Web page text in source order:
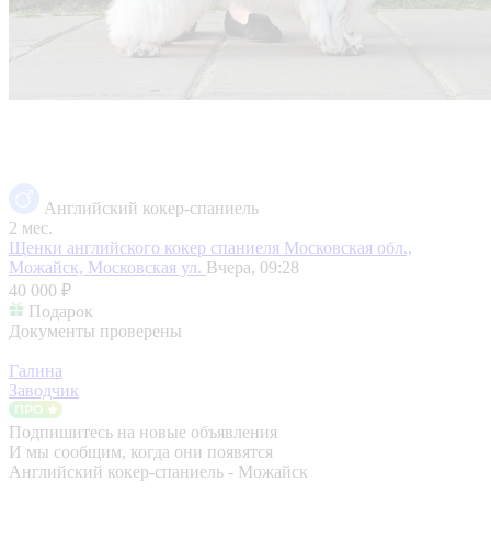
Английский кокер-спаниель
2 мес.
Щенки английского кокер спаниеля Московская обл.,
Можайск, Московская ул. Вчера, 09:28
40 000 ₽
Подарок
Документы проверены
Галина
Заводчик
Подпишитесь на новые объявления
И мы сообщим, когда они появятся
Английский кокер-спаниель - Можайск